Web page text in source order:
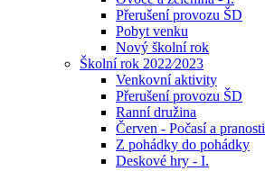
Přerušení provozu ŠD
Pobyt venku
Nový školní rok
Školní rok 2022⁄2023
Venkovní aktivity
Přerušení provozu ŠD
Ranní družina
Červen - Počasí a
Z pohádky do pohádky
Deskové hry - I.